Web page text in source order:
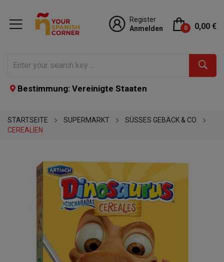
Register
Anmelden
0 0,00 €
Bestimmung: Vereinigte Staaten
STARTSEITE SUPERMARKT
SÜSSES GEBÄCK & CO
CEREALIEN